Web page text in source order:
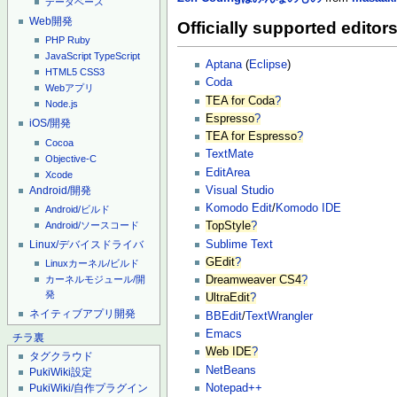
データベース
Web開発
PHP Ruby
JavaScript TypeScript
HTML5 CSS3
Webアプリ
Node.js
iOS/開発
Cocoa
Objective-C
Xcode
Android/開発
Android/ビルド
Android/ソースコード
Linux/デバイスドライバ
Linuxカーネル/ビルド
カーネルモジュール/開
発
ネイティブアプリ開発
チラ裏
タグクラウド
PukiWiki設定
PukiWiki/自作プラグイン
Officially supported
Aptana(Eclipse)
Coda
TEA for Coda?
Espresso?
TEA for Espresso?
TextMate
EditArea
Visual Studio
Komodo Edit/Komodo IDE
TopStyle?
Sublime Text
GEdit?
Dreamweaver CS4?
UltraEdit?
BBEdit/TextWrangler
Emacs
Web IDE?
NetBeans
Notepad++